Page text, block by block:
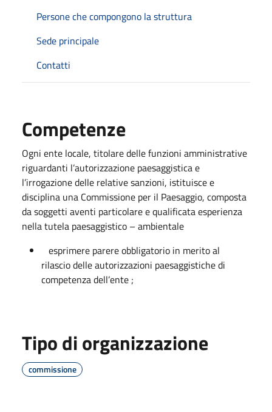
Persone che compongono la struttura
Sede principale
Contatti
Competenze
Ogni ente locale, titolare delle funzioni amministrative
riguardanti l’autorizzazione paesaggistica e
l’irrogazione delle relative sanzioni, istituisce e
disciplina una Commissione per il Paesaggio, composta
da soggetti aventi particolare e qualificata esperienza
nella tutela paesaggistico – ambientale
esprimere parere obbligatorio in merito al
rilascio delle autorizzazioni paesaggistiche di
competenza dell’ente ;
Tipo di organizzazione
commissione